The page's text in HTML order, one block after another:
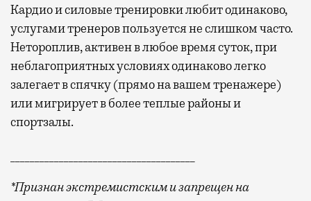
Кардио и силовые тренировки любит одинаково,
услугами тренеров пользуется не слишком часто.
Нетороплив, активен в любое время суток, при
неблагоприятных условиях одинаково легко
залегает в спячку (прямо на вашем тренажере)
или мигрирует в более теплые районы и
спортзалы.
*Признан экстремистским и запрещен на